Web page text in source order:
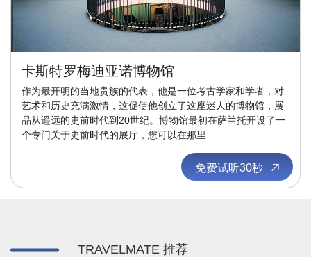
卡斯特罗梅迪亚诺博物馆
作为最开明的当地贵族的代表，他是一位考古学家和学者，对
艺术和历史充满激情，这促使他创立了这座迷人的博物馆，展
品从遥远的史前时代到20世纪。博物馆最初在萨兰托开设了一
个专门关于史前时代的展厅，您可以在那里...
免费试听30秒
TRAVELMATE 推荐